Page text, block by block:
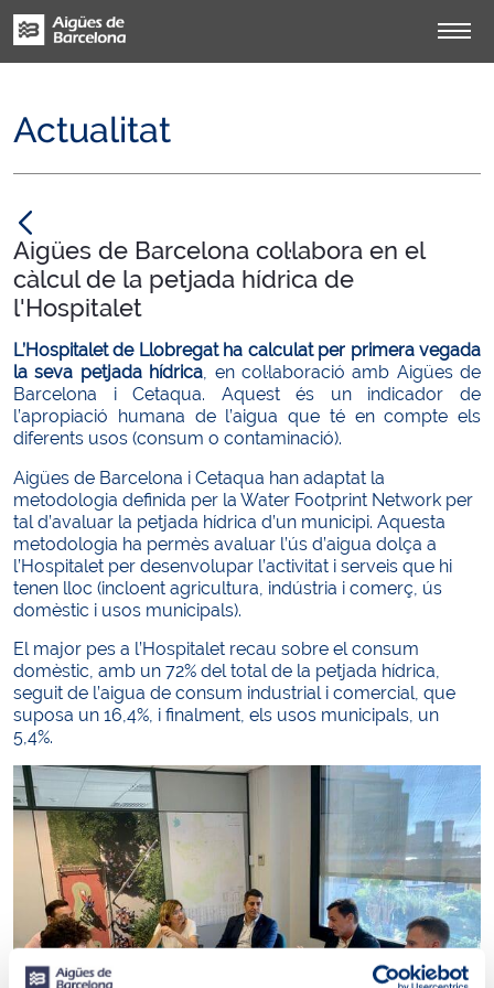
Actualitat
Aigües de Barcelona col·labora en el
càlcul de la petjada hídrica de
l'Hospitalet
L’Hospitalet de Llobregat ha calculat per primera vegada
la seva petjada hídrica, en col·laboració amb Aigües de
Barcelona i Cetaqua. Aquest és un indicador de
l’apropiació humana de l’aigua que té en compte els
diferents usos (consum o contaminació).
Aigües de Barcelona i Cetaqua han adaptat la
metodologia definida per la Water Footprint Network per
tal d’avaluar la petjada hídrica d’un municipi. Aquesta
metodologia ha permès avaluar l’ús d’aigua dolça a
l’Hospitalet per desenvolupar l’activitat i serveis que hi
tenen lloc (incloent agricultura, indústria i comerç, ús
domèstic i usos municipals).
El major pes a l’Hospitalet recau sobre el consum
domèstic, amb un 72% del total de la petjada hídrica,
seguit de l’aigua de consum industrial i comercial, que
suposa un 16,4%, i finalment, els usos municipals, un
5,4%.